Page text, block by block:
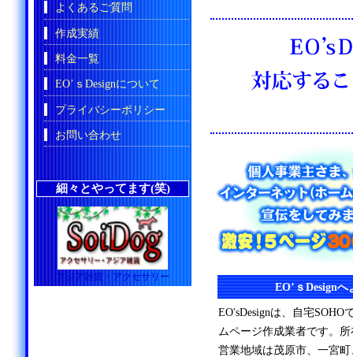
EO’ｓDesign
EO'sDesignは、自宅SOHO
ムページ作成業者です。
営業地域は茂原市、一宮
よくあるご質問
作成実績
料金一覧
EO’ｓDesignについて
プライバシーポリシー
お問い合わせ
細々とやってます(笑)
アジア雑貨・アクセサリー